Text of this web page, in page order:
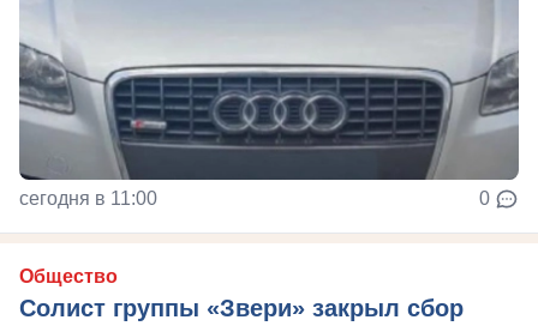
сегодня в 11:00 0
Общество
Солист группы «Звери» закрыл сбор